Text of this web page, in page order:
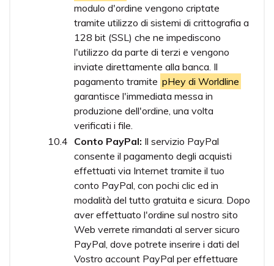
modulo d'ordine vengono criptate
tramite utilizzo di sistemi di crittografia a
128 bit (SSL) che ne impediscono
l'utilizzo da parte di terzi e vengono
inviate direttamente alla banca. Il
pagamento tramite pHey di Worldline
garantisce l'immediata messa in
produzione dell'ordine, una volta
verificati i file.
Conto PayPal: Il servizio PayPal
consente il pagamento degli acquisti
effettuati via Internet tramite il tuo
conto PayPal, con pochi clic ed in
modalità del tutto gratuita e sicura. Dopo
aver effettuato l'ordine sul nostro sito
Web verrete rimandati al server sicuro
PayPal, dove potrete inserire i dati del
Vostro account PayPal per effettuare